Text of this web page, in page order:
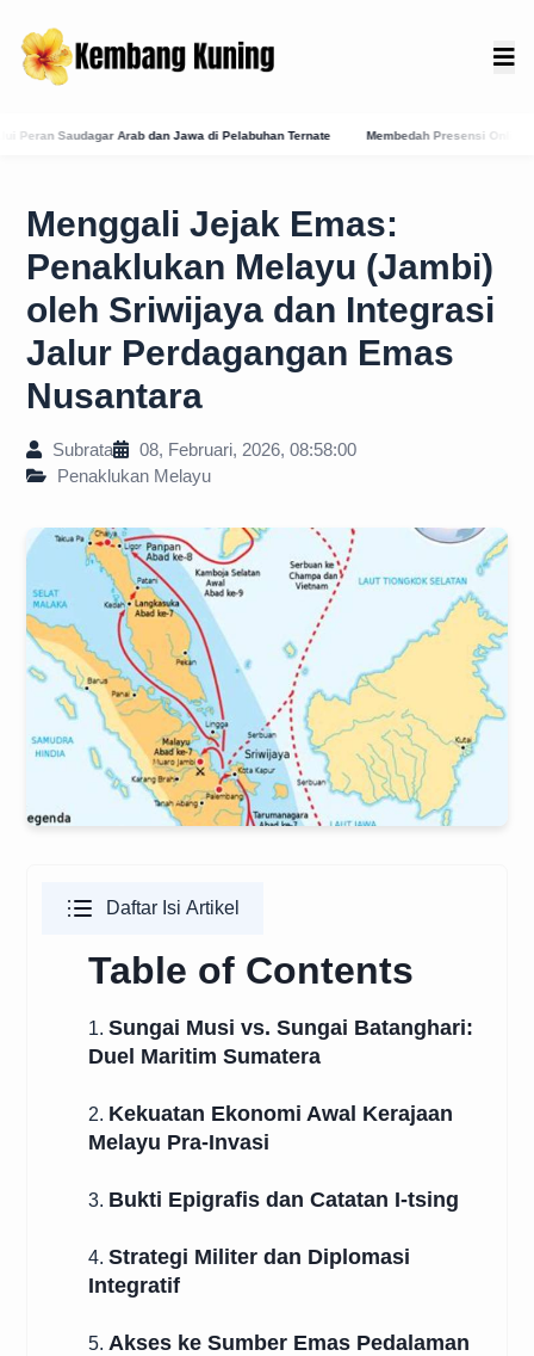
Ternate Membedah Presensi Online Karangasem: Strategi Digitalisasi Bali
Menggali Jejak Emas:
Penaklukan Melayu (Jambi)
oleh Sriwijaya dan Integrasi
Jalur Perdagangan Emas
Nusantara
Subrata
08, Februari, 2026, 08:58:00
Penaklukan Melayu
Daftar Isi Artikel
Table of Contents
1. Sungai Musi vs. Sungai Batanghari:
Duel Maritim Sumatera
2. Kekuatan Ekonomi Awal Kerajaan
Melayu Pra-Invasi
3. Bukti Epigrafis dan Catatan I-tsing
4. Strategi Militer dan Diplomasi
Integratif
5. Akses ke Sumber Emas Pedalaman